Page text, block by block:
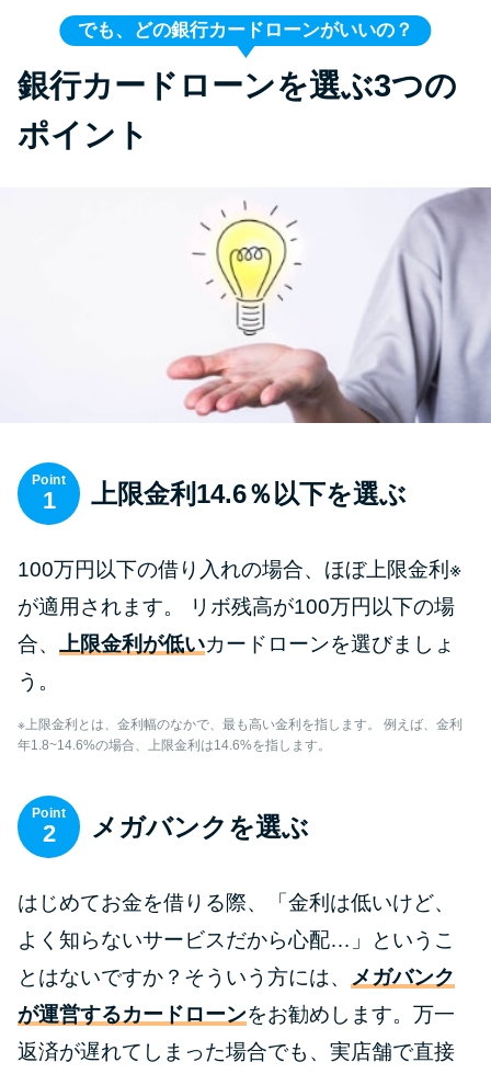
でも、どの銀行カードローンがいいの？
銀行カードローンを選ぶ3つの
ポイント
Point
1 上限金利14.6％以下を選ぶ
100万円以下の借り入れの場合、ほぼ上限金利※
が適用されます。 リボ残高が100万円以下の場
合、 上限金利が低いカードローンを選びましょ
う。
※上限金利とは、金利幅のなかで、最も高い金利を指します。 例えば、金利
年1.8~14.6%の場合、上限金利は14.6%を指します。
Point
2 メガバンクを選ぶ
はじめてお金を借りる際、「金利は低いけど、
よく知らないサービスだから心配…」というこ
とはないですか？そういう方には、 メガバンク
が運営するカードローンをお勧めします。万一
返済が遅れてしまった場合でも、実店舗で直接